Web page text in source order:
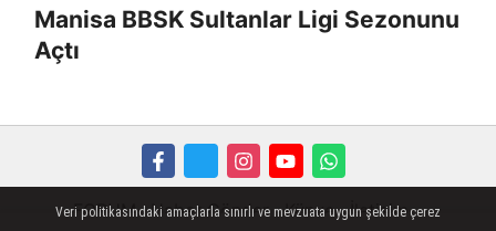
Manisa BBSK Sultanlar Ligi Sezonunu
Açtı
FORUM Haber Gönder Künye İletişim
Veri politikasındaki amaçlarla sınırlı ve mevzuata uygun şekilde çerez